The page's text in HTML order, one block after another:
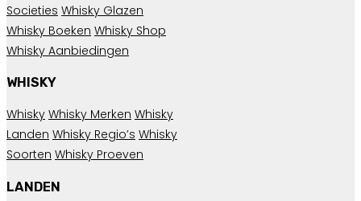
Societies Whisky Glazen
Whisky Boeken Whisky Shop
Whisky Aanbiedingen
WHISKY
Whisky Whisky Merken Whisky
Landen Whisky Regio’s Whisky
Soorten Whisky Proeven
LANDEN